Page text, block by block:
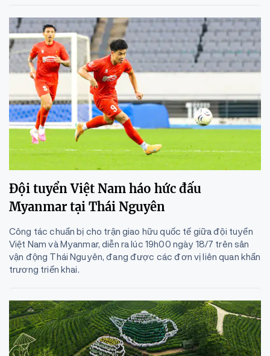
Đội tuyển Việt Nam háo hức đấu
Myanmar tại Thái Nguyên
Công tác chuẩn bị cho trận giao hữu quốc tế giữa đội tuyển
Việt Nam và Myanmar, diễn ra lúc 19h00 ngày 18/7 trên sân
vận động Thái Nguyên, đang được các đơn vị liên quan khẩn
trương triển khai.